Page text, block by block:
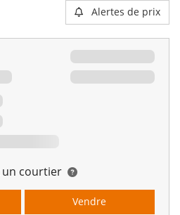
Alertes de prix
un courtier
Vendre